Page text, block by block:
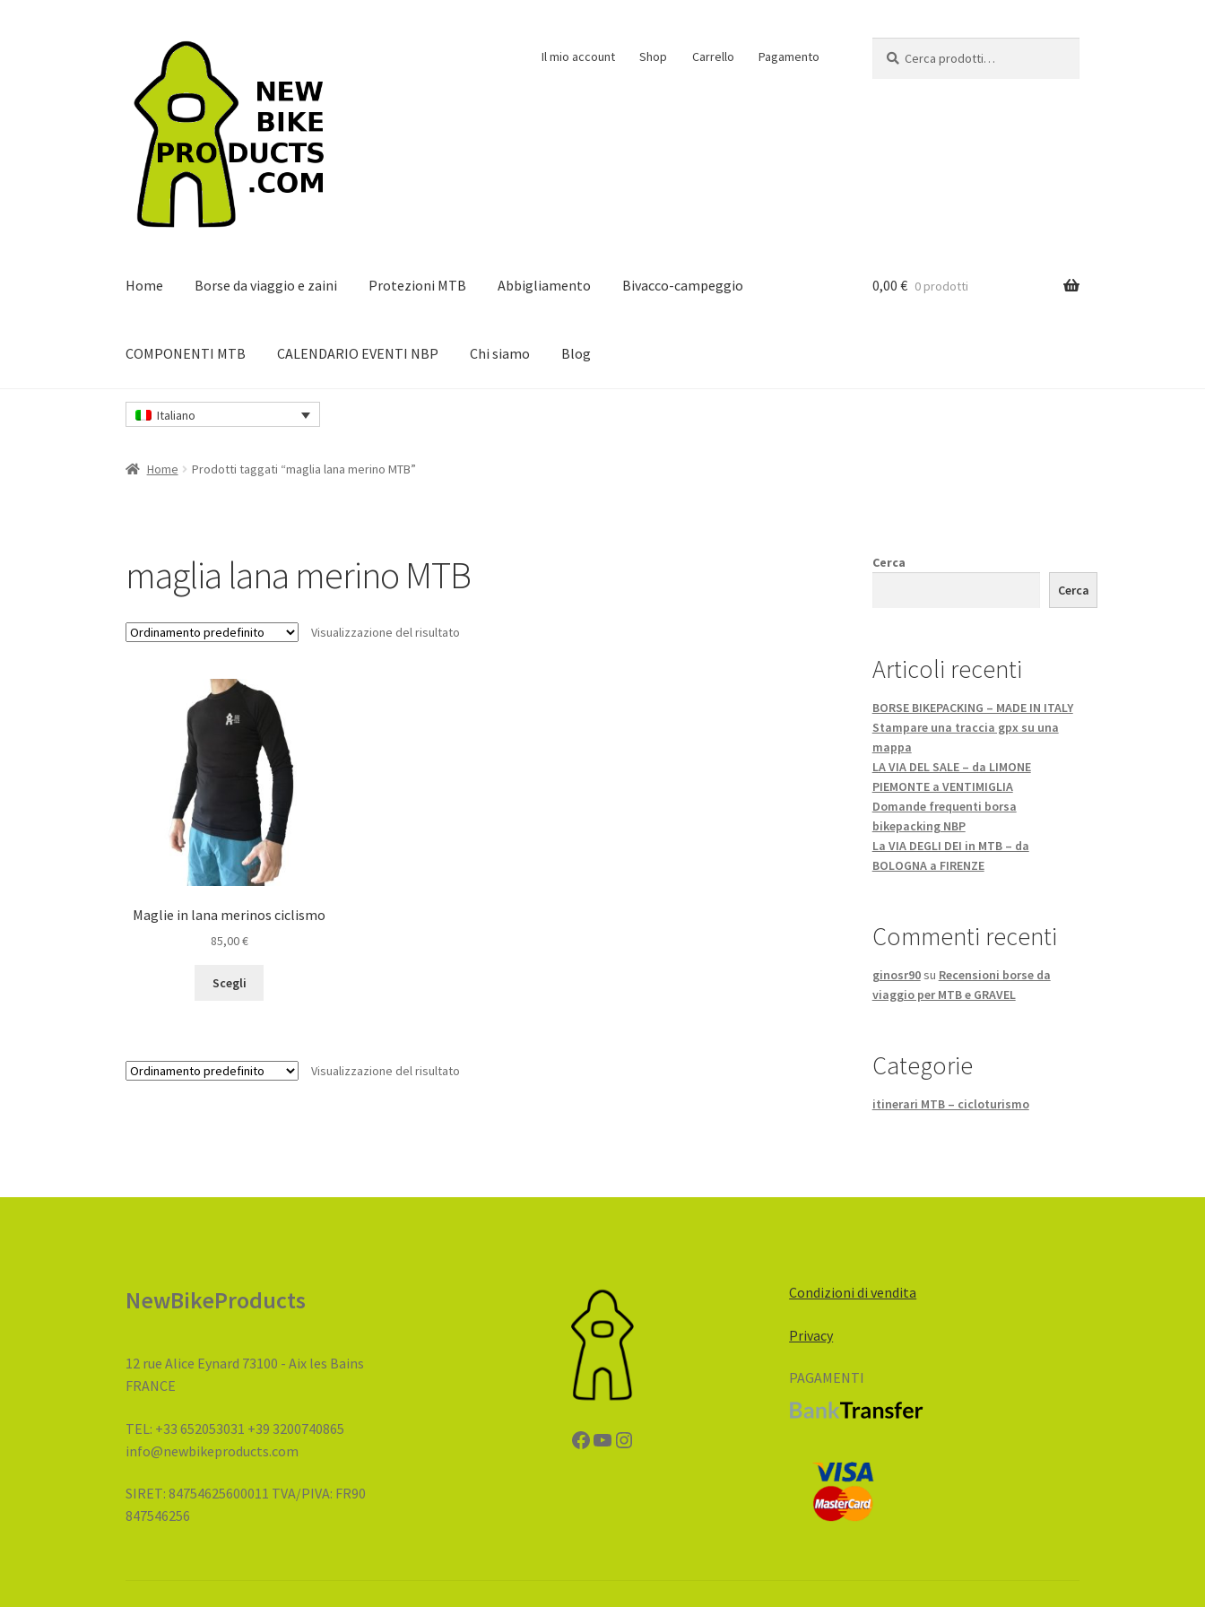
navigazione
contenuto
Il mio account Shop Carrello Pagamento
Home Borse da viaggio e zaini Protezioni MTB Abbigliamento Bivacco-campeggio
COMPONENTI MTB CALENDARIO EVENTI NBP Chi siamo Blog
0,00 € 0 prodotti
Italiano
Home Prodotti taggati “maglia lana merino MTB”
maglia lana merino MTB
Visualizzazione del risultato
Maglie in lana merinos ciclismo
85,00€
Scegli
Le
Visualizzazione del risultato
Cerca
Cerca
Articoli recenti
BORSE BIKEPACKING – MADE IN ITALY
Stampare una traccia gpx su una
mappa
LA VIA DEL SALE – da LIMONE
PIEMONTE a VENTIMIGLIA
Domande frequenti borsa
bikepacking NBP
La VIA DEGLI DEI in MTB – da
BOLOGNA a FIRENZE
Commenti recenti
ginosr90su Recensioni borse da
viaggio per MTB e GRAVEL
Categorie
itinerari MTB – cicloturismo
NewBikeProducts
12 rue Alice Eynard 73100 - Aix les Bains
FRANCE
TEL: +33 652053031 +39 3200740865
info@newbikeproducts.com
SIRET: 84754625600011 TVA/PIVA: FR90
847546256
Facebook
YouTube
Instagram
Condizioni di vendita
Privacy
PAGAMENTI